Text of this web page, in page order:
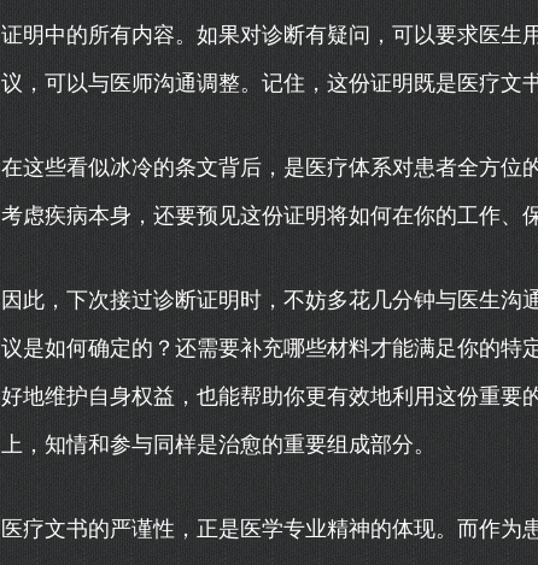
证明中的所有内容。如果对诊断有疑问，可以要求医生
议，可以与医师沟通调整。记住，这份证明既是医疗文
在这些看似冰冷的条文背后，是医疗体系对患者全方位
考虑疾病本身，还要预见这份证明将如何在你的工作、
因此，下次接过诊断证明时，不妨多花几分钟与医生沟
议是如何确定的？还需要补充哪些材料才能满足你的特
好地维护自身权益，也能帮助你更有效地利用这份重要
上，知情和参与同样是治愈的重要组成部分。
医疗文书的严谨性，正是医学专业精神的体现。而作为